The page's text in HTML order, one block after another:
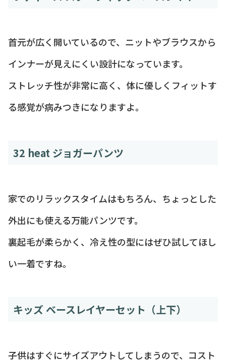
首元が広く開いているので、ニットやブラウスから
インナーが見えにくい設計になっています。
ストレッチ性が非常に高く、体に優しくフィットす
る感覚が病みつきになりますよ。
32 heat ジョガーパンツ
家でのリラックスタイムはもちろん、ちょっとした
外出にも使える万能パンツです。
裏起毛が柔らかく、冷え性の型にはぜひ試してほし
い一着ですね。
キッズ ベースレイヤーセット（上下）
子供はすぐにサイズアウトしてしまうので、コスト